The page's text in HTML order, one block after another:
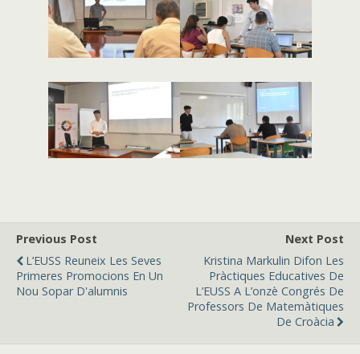
Previous Post
L’EUSS Reuneix Les Seves
Primeres Promocions En Un
Nou Sopar D'alumnis
Next Post
Kristina Markulin Difon Les
Pràctiques Educatives De
L’EUSS A L’onzè Congrés De
Professors De Matemàtiques
De Croàcia